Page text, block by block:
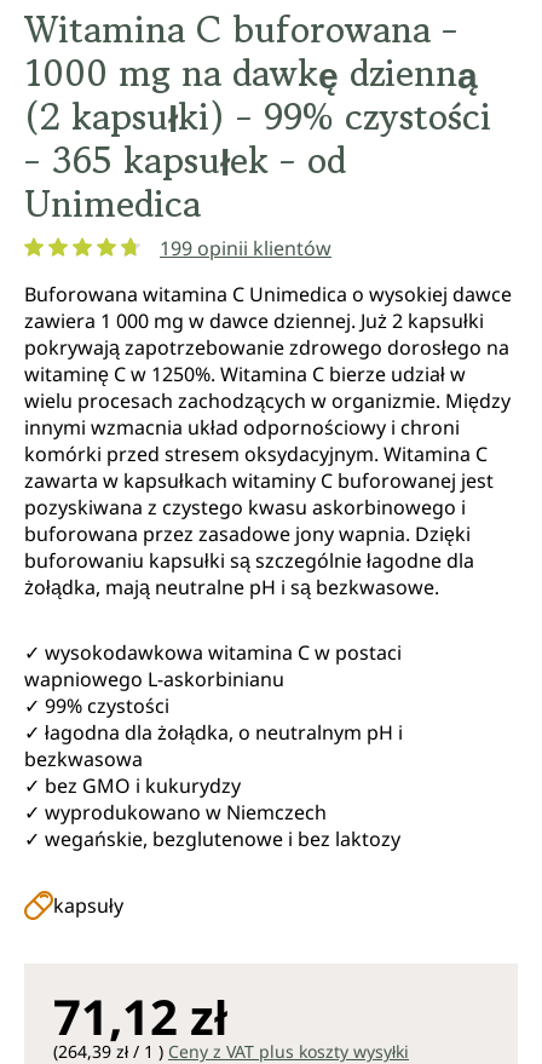
Witamina C buforowana -
1000 mg na dawkę dzienną
(2 kapsułki) - 99% czystości
- 365 kapsułek - od
Unimedica
199 opinii klientów
Buforowana witamina C Unimedica o wysokiej dawce
zawiera 1 000 mg w dawce dziennej. Już 2 kapsułki
pokrywają zapotrzebowanie zdrowego dorosłego na
witaminę C w 1250%. Witamina C bierze udział w
wielu procesach zachodzących w organizmie. Między
innymi wzmacnia układ odpornościowy i chroni
komórki przed stresem oksydacyjnym. Witamina C
zawarta w kapsułkach witaminy C buforowanej jest
pozyskiwana z czystego kwasu askorbinowego i
buforowana przez zasadowe jony wapnia. Dzięki
buforowaniu kapsułki są szczególnie łagodne dla
żołądka, mają neutralne pH i są bezkwasowe.
✓ wysokodawkowa witamina C w postaci
wapniowego L-askorbinianu
✓ 99% czystości
✓ łagodna dla żołądka, o neutralnym pH i
bezkwasowa
✓ bez GMO i kukurydzy
✓ wyprodukowano w Niemczech
✓ wegańskie, bezglutenowe i bez laktozy
kapsuły
71,12 zł
(264,39 zł / 1 ) Ceny z VAT plus koszty wysyłki